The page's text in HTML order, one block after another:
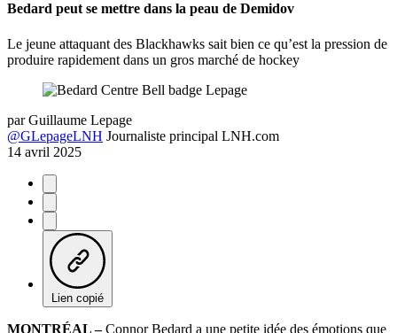
Bedard peut se mettre dans la peau de Demidov
Le jeune attaquant des Blackhawks sait bien ce qu’est la pression de
produire rapidement dans un gros marché de hockey
par Guillaume Lepage
@GLepageLNH Journaliste principal LNH.com
14 avril 2025
Lien copié
MONTRÉAL –Connor Bedard a une petite idée des émotions que